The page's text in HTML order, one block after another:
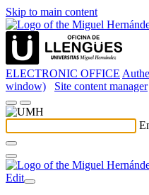
Skip to main content
ELECTRONIC OFFICE
window)
Site content manager
Edit